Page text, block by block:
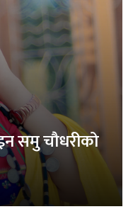
समु चौधरीको